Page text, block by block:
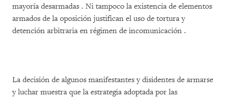
mayoría desarmadas . Ni tampoco la existencia de elementos
armados de la oposición justifican el uso de tortura y
detención arbitraria en régimen de incomunicación .
La decisión de algunos manifestantes y disidentes de armarse
y luchar muestra que la estrategia adoptada por las